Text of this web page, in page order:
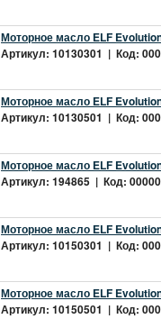
Моторное масло ELF
Артикул: 10130301 | Код:
Моторное масло ELF
Артикул: 10130501 | Код:
Моторное масло ELF
Артикул: 194865 | Код:
Моторное масло ELF
Артикул: 10150301 | Код:
Моторное масло ELF
Артикул: 10150501 | Код: